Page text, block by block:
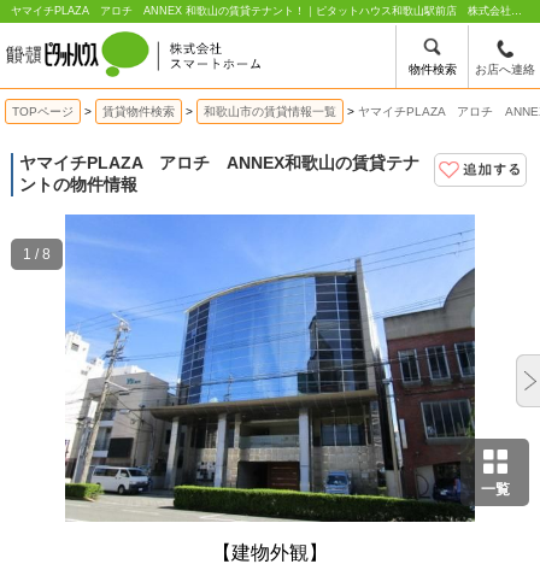
物件検索 お店へ連絡
ヤマイチPLAZA アロチ ANNEX 和歌山の賃貸テナント！｜ピタットハウス和歌山駅前店 株式会社スマートホーム
TOPページ 賃貸物件検索 和歌山市の賃貸情報一覧 ヤマイチPLAZA アロチ
ヤマイチPLAZA アロチ ANNEX和歌山の賃貸テナ
ントの物件情報
一覧
【建物外観】
1 / 8